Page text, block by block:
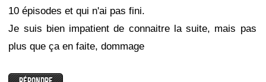
10 épisodes et qui n'ai pas fini.
Je suis bien impatient de connaitre la suite, mais pas
plus que ça en faite, dommage